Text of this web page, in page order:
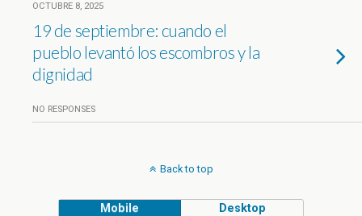
OCTUBRE 8, 2025
19 de septiembre: cuando el
pueblo levantó los escombros y la
dignidad
NO RESPONSES
Back to top
Mobile Desktop